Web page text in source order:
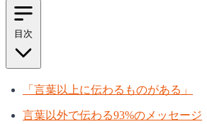
目次
「言葉以上に伝わるものがある」
言葉以外で伝わる93%のメッセージ